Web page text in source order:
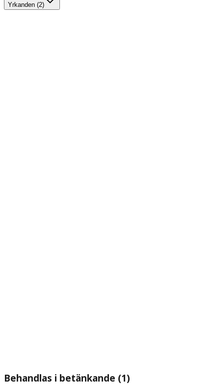
Yrkanden (2)
Behandlas i betänkande (1)